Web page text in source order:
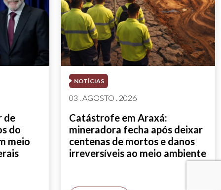
de
do
meio
NOTÍCIAS
03 . AGOSTO . 2026
Catástrofe em Araxá:
mineradora fecha após deixar
centenas de mortos e danos
irreversíveis ao meio ambiente